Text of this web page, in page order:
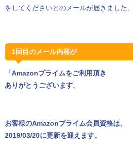
をしてくださいとのメールが届きました。
1回目のメール内容が
「Amazonプライムをご利用頂き
ありがとうございます。
お客様のAmazonプライム会員資格は、
2019/03/20に更新を迎えます。